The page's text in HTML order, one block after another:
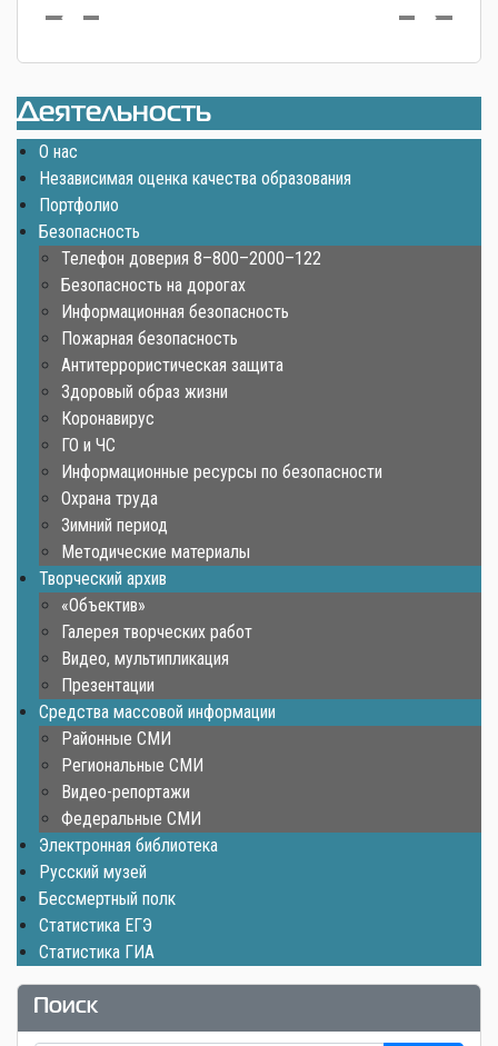
Деятельность
О нас
Независимая оценка качества образования
Портфолио
Безопасность
Телефон доверия 8–800–2000–122
Безопасность на дорогах
Информационная безопасность
Пожарная безопасность
Антитеррористическая защита
Здоровый образ жизни
Коронавирус
ГО и ЧС
Информационные ресурсы по безопасности
Охрана труда
Зимний период
Методические материалы
Творческий архив
«Объектив»
Галерея творческих работ
Видео, мультипликация
Презентации
Средства массовой информации
Районные СМИ
Региональные СМИ
Видео-репортажи
Федеральные СМИ
Электронная библиотека
Русский музей
Бессмертный полк
Статистика ЕГЭ
Статистика ГИА
Поиск